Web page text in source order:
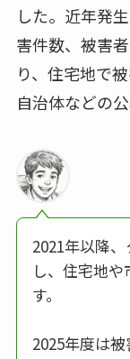
した。近年発
害件数、被害
り、住宅地で
自治体などの
2021年以降
し、住宅地
す。
2025年度は